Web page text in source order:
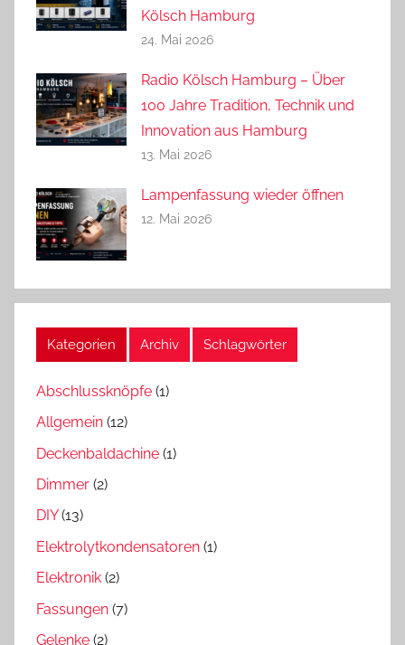
Kölsch Hamburg
24. Mai 2026
Radio Kölsch Hamburg – Über
100 Jahre Tradition, Technik und
Innovation aus Hamburg
13. Mai 2026
Lampenfassung wieder öffnen
12. Mai 2026
Kategorien Archiv Schlagwörter
Abschlussknöpfe (1)
Allgemein (12)
Deckenbaldachine (1)
Dimmer (2)
DIY(13)
Elektrolytkondensatoren (1)
Elektronik (2)
Fassungen (7)
Gelenke (2)